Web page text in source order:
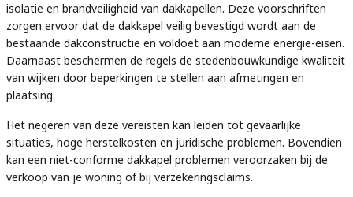
isolatie en brandveiligheid van dakkapellen. Deze voorschriften
zorgen ervoor dat de dakkapel veilig bevestigd wordt aan de
bestaande dakconstructie en voldoet aan moderne energie-eisen.
Daarnaast beschermen de regels de stedenbouwkundige kwaliteit
van wijken door beperkingen te stellen aan afmetingen en
plaatsing.
Het negeren van deze vereisten kan leiden tot gevaarlijke
situaties, hoge herstelkosten en juridische problemen. Bovendien
kan een niet-conforme dakkapel problemen veroorzaken bij de
verkoop van je woning of bij verzekeringsclaims.